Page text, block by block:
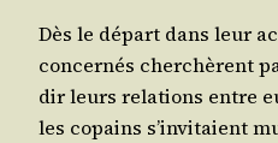
Dès le départ dans leur
concer­nés cher­chèrent
dir leurs rela­tions entre
les copains s’in­vi­taient